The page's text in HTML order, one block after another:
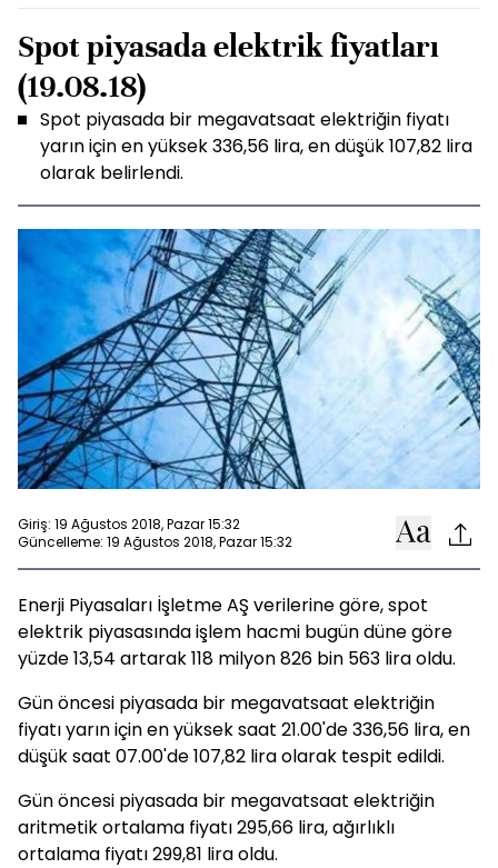
Spot piyasada elektrik fiyatları
(19.08.18)
Spot piyasada bir megavatsaat elektriğin fiyatı
yarın için en yüksek 336,56 lira, en düşük 107,82 lira
olarak belirlendi.
Giriş: 19 Ağustos 2018, Pazar 15:32
Güncelleme: 19 Ağustos 2018, Pazar 15:32
Enerji Piyasaları İşletme AŞ verilerine göre, spot
elektrik piyasasında işlem hacmi bugün düne göre
yüzde 13,54 artarak 118 milyon 826 bin 563 lira oldu.
Gün öncesi piyasada bir megavatsaat elektriğin
fiyatı yarın için en yüksek saat 21.00'de 336,56 lira, en
düşük saat 07.00'de 107,82 lira olarak tespit edildi.
Gün öncesi piyasada bir megavatsaat elektriğin
aritmetik ortalama fiyatı 295,66 lira, ağırlıklı
ortalama fiyatı 299,81 lira oldu.